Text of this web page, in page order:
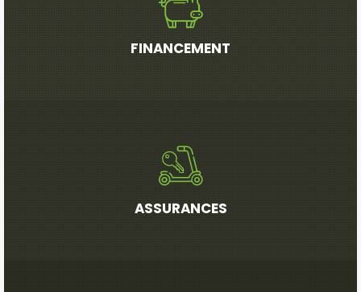
FINANCEMENT
ASSURANCES